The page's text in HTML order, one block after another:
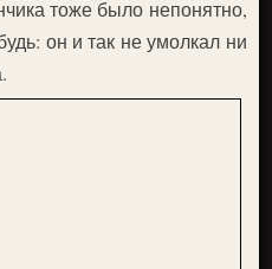
тоже было непонятно,
он и так не умолкал ни